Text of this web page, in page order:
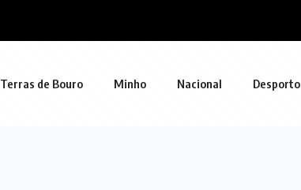
Terras de Bouro Minho Nacional Desporto